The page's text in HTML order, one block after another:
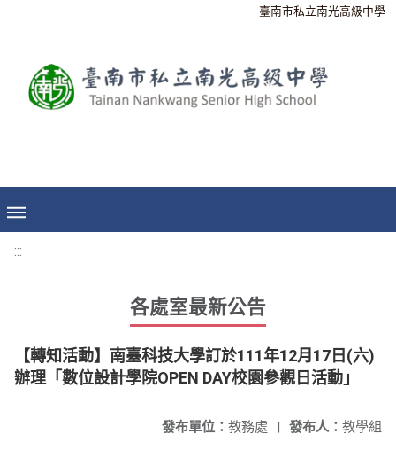
臺南市私立南光高級中學
:::
各處室最新公告
【轉知活動】南臺科技大學訂於111年12月17日(六)
辦理「數位設計學院OPEN DAY校園參觀日活動」
發布人： 教學組
發布單位： 教務處 |